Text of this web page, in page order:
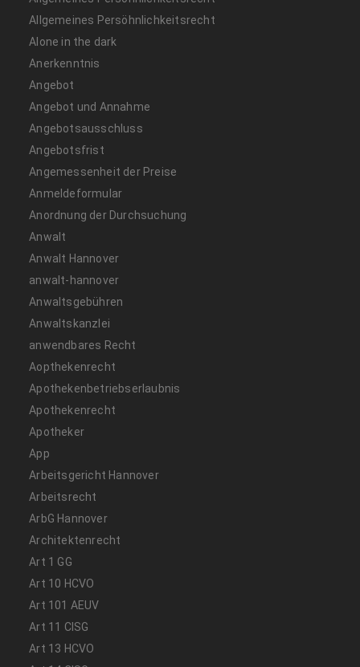
Allgemeines Persöhnlichkeitsrecht
Alone in the dark
Anerkenntnis
Angebot
Angebot und Annahme
Angebotsausschluss
Angebotsfrist
Angemessenheit der Preise
Anmeldeformular
Anordnung der Durchsuchung
Anwalt
Anwalt Hannover
anwalt-hannover
Anwaltsgebühren
Anwaltskanzlei
anwendbares Recht
Aopthekenrecht
Apothekenbetriebserlaubnis
Apothekenrecht
Apotheker
App
Arbeitsgericht Hannover
Arbeitsrecht
ArbG Hannover
Architektenrecht
Art 1 GG
Art 10 HCVO
Art 101 AEUV
Art 11 CISG
Art 13 HCVO